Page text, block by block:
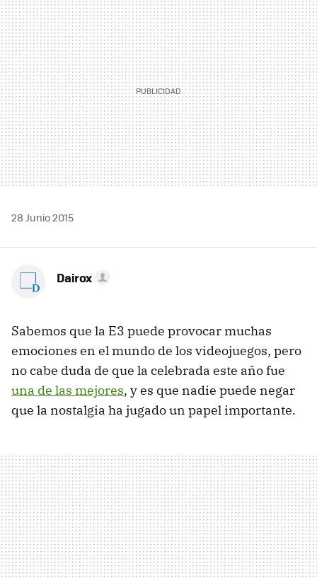
MAIL
28 Junio 2015
Dairox
Sabemos que la E3 puede provocar muchas
emociones en el mundo de los videojuegos, pero
no cabe duda de que la celebrada este año fue
una de las mejores, y es que nadie puede negar
que la nostalgia ha jugado un papel importante.